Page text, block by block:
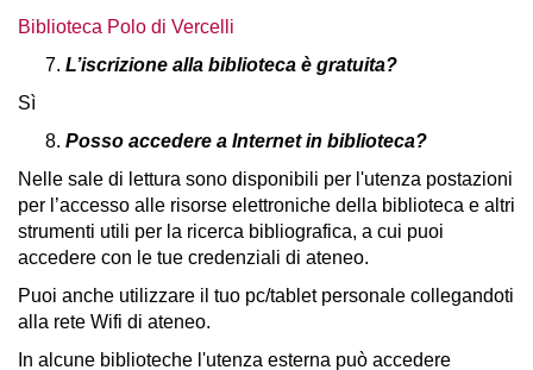
Biblioteca Polo di Vercelli
L’iscrizione alla biblioteca è gratuita?
Sì
Posso accedere a Internet in biblioteca?
Nelle sale di lettura sono disponibili per l'utenza postazioni
per l’accesso alle risorse elettroniche della biblioteca e altri
strumenti utili per la ricerca bibliografica, a cui puoi
accedere con le tue credenziali di ateneo.
Puoi anche utilizzare il tuo pc/tablet personale collegandoti
alla rete Wifi di ateneo.
In alcune biblioteche l'utenza esterna può accedere